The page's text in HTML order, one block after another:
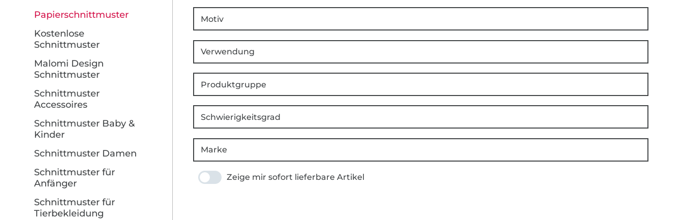
Papierschnittmuster
Kostenlose
Schnittmuster
Malomi Design
Schnittmuster
Schnittmuster
Accessoires
Schnittmuster Baby &
Kinder
Schnittmuster Damen
Schnittmuster für
Anfänger
Schnittmuster für
Tierbekleidung
Motiv
Verwendung
Produktgruppe
Schwierigkeitsgrad
Marke
Zeige mir sofort lieferbare Artikel